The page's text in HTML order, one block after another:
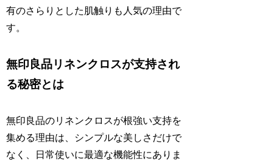
有のさらりとした肌触りも人気の理由で
す。
無印良品リネンクロスが支持され
る秘密とは
無印良品のリネンクロスが根強い支持を
集める理由は、シンプルな美しさだけで
なく、日常使いに最適な機能性にありま